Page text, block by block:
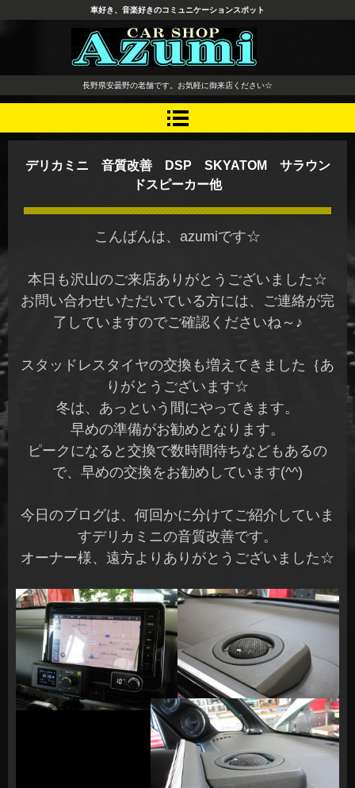
長野県 安曇野市 タイヤ ホ
イール デッドニング カーオ
ーディオ レカロシート
車好き、音楽好きのコミュニケーションスポット
長野県安曇野の老舗です。お気軽に御来店ください☆
デリカミニ 音質改善 DSP SKYATOM サラウン
ドスピーカー他
こんばんは、azumiです☆
本日も沢山のご来店ありがとうございました☆
お問い合わせいただいている方には、ご連絡が完
了していますのでご確認くださいね～♪
スタッドレスタイヤの交換も増えてきました｛あ
りがとうございます☆
冬は、あっという間にやってきます。
早めの準備がお勧めとなります。
ピークになると交換で数時間待ちなどもあるの
で、早めの交換をお勧めしています(^^)
今日のブログは、何回かに分けてご紹介していま
すデリカミニの音質改善です。
オーナー様、遠方よりありがとうございました☆